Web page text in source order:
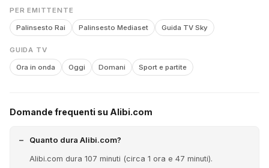
PER EMITTENTE
Palinsesto Rai Palinsesto Mediaset Guida TV Sky
GUIDA TV
Ora in onda Oggi Domani Sport e partite
Domande frequenti su Alibi.com
Quanto dura Alibi.com?
Alibi.com dura 107 minuti (circa 1 ora e 47 minuti).